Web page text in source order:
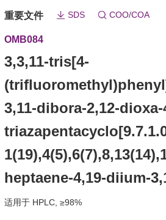
重要文件 SDS COO/COA
OMB084
3,3,11-tris[4-
3,11-dibora-2,12-dioxa-
heptaene-4,19-diium-
适用于 HPLC, ≥98%